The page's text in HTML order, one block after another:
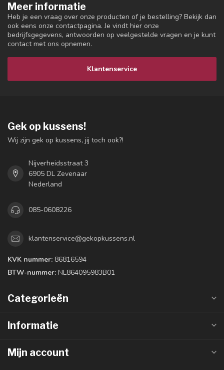
Meer informatie
Heb je een vraag over onze producten of je bestelling? Bekijk dan
ook eens onze contactpagina. Je vindt hier onze
bedrijfsgegevens, antwoorden op veelgestelde vragen en je kunt
contact met ons opnemen.
Klantenservice
Gek op kussens!
Wij zijn gek op kussens, jij toch ook?!
Nijverheidsstraat 3
6905 DL Zevenaar
Nederland
085-0608226
klantenservice@gekopkussens.nl
KVK nummer: 86816594
BTW-nummer: NL864095983B01
Categorieën
Informatie
Mijn account